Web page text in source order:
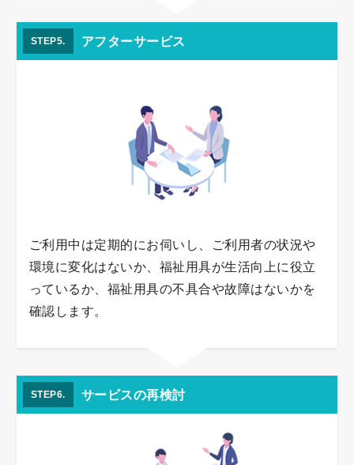
STEP5. アフターサービス
ご利用中は定期的にお伺いし、ご利用者の状況や
環境に変化はないか、福祉用具が生活向上に役立
っているか、福祉用具の不具合や故障はないかを
確認します。
STEP6. サービスの再検討